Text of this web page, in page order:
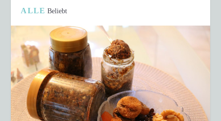
SCHNELLER COUSCOUS-SALAT IN NUR 15
ALLE Beliebt